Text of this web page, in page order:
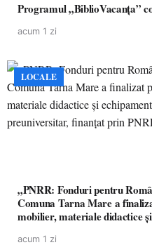
Programul „BiblioVacanța”
acum 1 zi
LOCALE
„PNRR: Fonduri pentru
Comuna Tarna Mare a
mobilier, materiale didactice
acum 1 zi